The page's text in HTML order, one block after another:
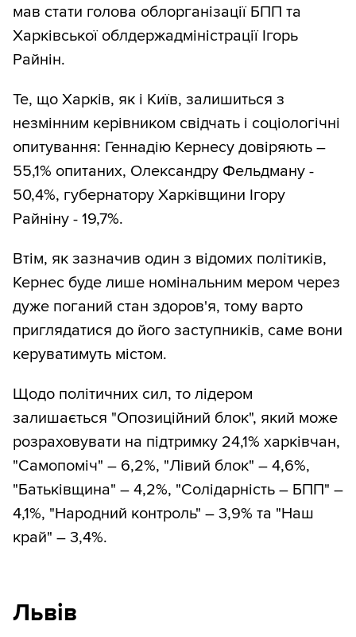
мав стати голова облорганізації БПП та
Харківської облдержадміністрації Ігорь
Райнін.
Те, що Харків, як і Київ, залишиться з
незмінним керівником свідчать і соціологічні
опитування: Геннадію Кернесу довіряють –
55,1% опитаних, Олександру Фельдману -
50,4%, губернатору Харківщини Ігору
Райніну - 19,7%.
Втім, як зазначив один з відомих політиків,
Кернес буде лише номінальним мером через
дуже поганий стан здоров'я, тому варто
приглядатися до його заступників, саме вони
керуватимуть містом.
Щодо політичних сил, то лідером
залишається "Опозиційний блок", який може
розраховувати на підтримку 24,1% харківчан,
"Самопоміч" – 6,2%, "Лівий блок" – 4,6%,
"Батьківщина" – 4,2%, "Солідарність – БПП" –
4,1%, "Народний контроль" – 3,9% та "Наш
край" – 3,4%.
Львів